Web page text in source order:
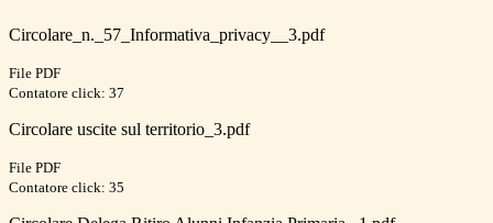
Circolare_n._57_Informativa_privacy__3.pdf
File PDF
Contatore click: 37
Circolare uscite sul territorio_3.pdf
File PDF
Contatore click: 35